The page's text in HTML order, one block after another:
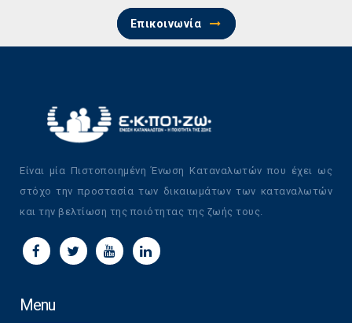
Επικοινωνία
Είναι μία Πιστοποιημένη Ένωση Καταναλωτών που έχει ως
στόχο την προστασία των δικαιωμάτων των καταναλωτών
και την βελτίωση της ποιότητας της ζωής τους.
Menu